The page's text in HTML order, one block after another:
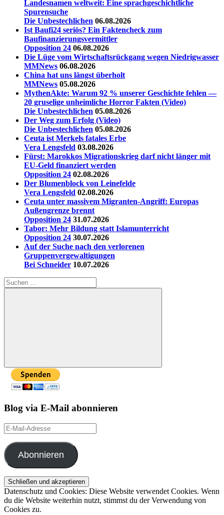
Landesnamen weltweit: Eine sprachgeschichtliche
Spurensuche
Die Unbestechlichen 06.08.2026
Ist Baufi24 seriös? Ein Faktencheck zum
Baufinanzierungsvermittler
Opposition 24 06.08.2026
Die Lüge vom Wirtschaftsrückgang wegen Niedrigwasser
MMNews 06.08.2026
China hat uns längst überholt
MMNews 05.08.2026
MythenAkte: Warum 92 % unserer Geschichte fehlen —
20 gruselige unheimliche Horror Fakten (Video)
Die Unbestechlichen 05.08.2026
Der Weg zum Erfolg (Video)
Die Unbestechlichen 05.08.2026
Ceuta ist Merkels fatales Erbe
Vera Lengsfeld 03.08.2026
Fürst: Marokkos Migrationskrieg darf nicht länger mit
EU-Geld finanziert werden
Opposition 24 02.08.2026
Der Blumenblock von Leinefelde
Vera Lengsfeld 02.08.2026
Ceuta unter massivem Migranten-Angriff: Europas
Außengrenze brennt
Opposition 24 31.07.2026
Tabor: Mehr Bildung statt Islamunterricht
Opposition 24 30.07.2026
Auf der Suche nach den verlorenen
Gruppenvergewaltigungen
Bei Schneider 10.07.2026
Suchen
nach:
Suchen
Blog via E-Mail abonnieren
E-
Mail-
Adresse
Abonnieren
Datenschutz und Cookies: Diese Website verwendet Cookies. Wenn
du die Website weiterhin nutzt, stimmst du der Verwendung von
Cookies zu.